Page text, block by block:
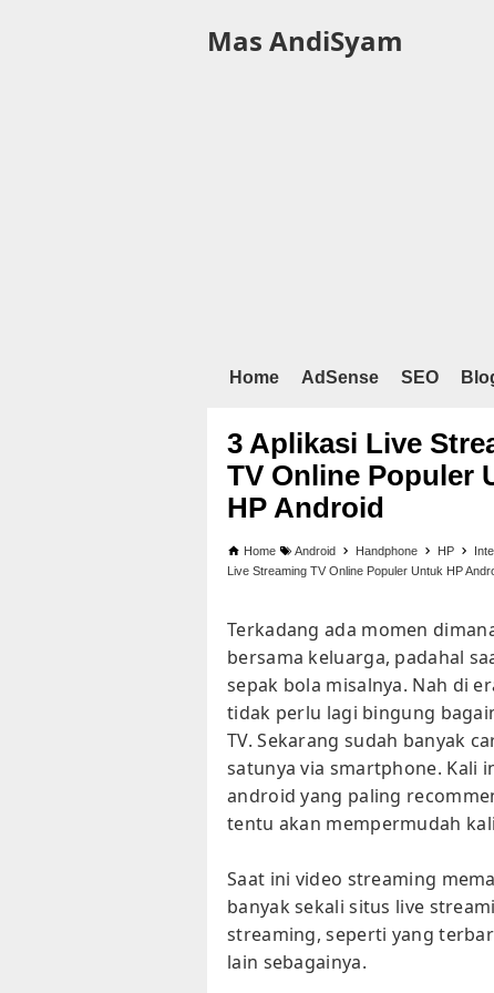
Mas AndiSyam
Home AdSense SEO
3 Aplikasi Live
TV Online Populer
HP Android
Home Android Handphone HP
Live Streaming TV Online Populer Untuk HP
Terkadang ada momen
bersama keluarga, padahal
sepak bola misalnya. Nah di
tidak perlu lagi bingung
TV. Sekarang sudah banyak
satunya via smartphone. Kali
android yang paling
tentu akan mempermudah
Saat ini video streaming
banyak sekali situs live
streaming, seperti yang
lain sebagainya.